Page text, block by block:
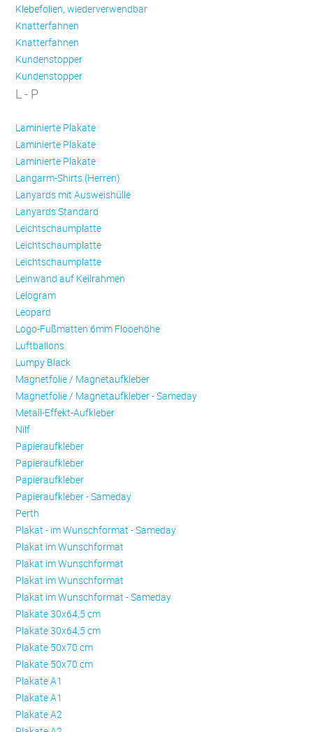
Klebefolien, wiederverwendbar
Knatterfahnen
Knatterfahnen
Kundenstopper
Kundenstopper
L - P
Laminierte Plakate
Laminierte Plakate
Laminierte Plakate
Langarm-Shirts (Herren)
Lanyards mit Ausweishülle
Lanyards Standard
Leichtschaumplatte
Leichtschaumplatte
Leichtschaumplatte
Leinwand auf Keilrahmen
Lelogram
Leopard
Logo-Fußmatten 6mm Flooehöhe
Luftballons
Lumpy Black
Magnetfolie / Magnetaufkleber
Magnetfolie / Magnetaufkleber - Sameday
Metall-Effekt-Aufkleber
Nilf
Papieraufkleber
Papieraufkleber
Papieraufkleber
Papieraufkleber - Sameday
Perth
Plakat - im Wunschformat - Sameday
Plakat im Wunschformat
Plakat im Wunschformat
Plakat im Wunschformat
Plakat im Wunschformat - Sameday
Plakate 30x64,5 cm
Plakate 30x64,5 cm
Plakate 50x70 cm
Plakate 50x70 cm
Plakate A1
Plakate A1
Plakate A2